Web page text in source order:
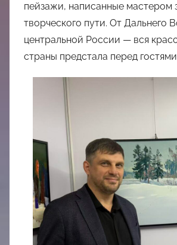
пейзажи, написанные мастером
творческого пути. От Дальнего
центральной России — вся
страны предстала перед